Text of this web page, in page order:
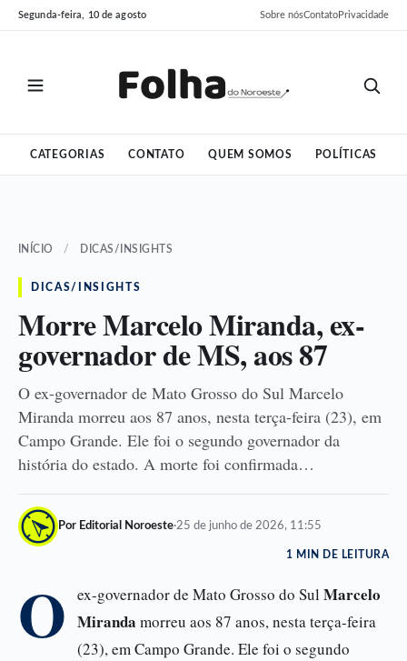
Pular
para
Pular
para
Segunda-feira, 10 de agosto Sobre nósContatoPrivacidade
CATEGORIAS CONTATO QUEM SOMOS POLÍTICAS
INÍCIO / DICAS/INSIGHTS
DICAS/INSIGHTS
Morre Marcelo Miranda, ex-
governador de MS, aos 87
O ex-governador de Mato Grosso do Sul Marcelo
Miranda morreu aos 87 anos, nesta terça-feira (23), em
Campo Grande. Ele foi o segundo governador da
história do estado. A morte foi confirmada…
Por Editorial Noroeste·25 de junho de 2026, 11:55
1 MIN DE LEITURA
O ex-governador de Mato Grosso do Sul Marcelo
Miranda morreu aos 87 anos, nesta terça-feira
(23), em Campo Grande. Ele foi o segundo